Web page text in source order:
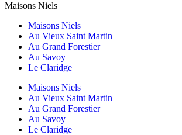
Maisons Niels
Maisons Niels
Au Vieux Saint Martin
Au Grand Forestier
Au Savoy
Le Claridge
Maisons Niels
Au Vieux Saint Martin
Au Grand Forestier
Au Savoy
Le Claridge